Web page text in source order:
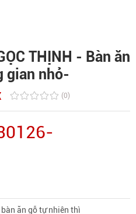
THỊNH - Bàn ăn
gian nhỏ-
(0)
ăn gỗ tự nhiên thì